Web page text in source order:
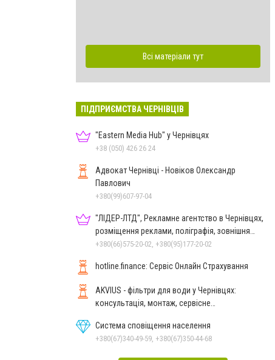
Всі матеріали тут
ПІДПРИЄМСТВА ЧЕРНІВЦІВ
"Eastern Media Hub" у Чернівцях
+38 (050) 426 26 24
Адвокат Чернівці - Новіков Олександр
Павлович
+380(99)607-97-04
"ЛІДЕР-ЛТД", Рекламне агентство в Чернівцях,
розміщення реклами, поліграфія, зовнішня
реклама
+380(66)575-20-02, +380(95)177-20-02
hotline.finance: Сервіс Онлайн Страхування
AKVIUS - фільтри для води у Чернівцях:
консультація, монтаж, сервісне
Система сповіщення населення
+380(67)340-49-59, +380(67)350-44-68